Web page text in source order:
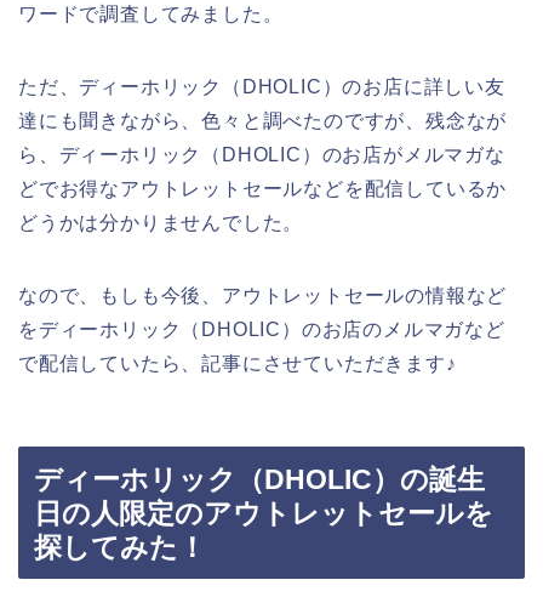
ワードで調査してみました。
ただ、ディーホリック（DHOLIC）のお店に詳しい友
達にも聞きながら、色々と調べたのですが、残念なが
ら、ディーホリック（DHOLIC）のお店がメルマガな
どでお得なアウトレットセールなどを配信しているか
どうかは分かりませんでした。
なので、もしも今後、アウトレットセールの情報など
をディーホリック（DHOLIC）のお店のメルマガなど
で配信していたら、記事にさせていただきます♪
ディーホリック（DHOLIC）の誕生
日の人限定のアウトレットセールを
探してみた！